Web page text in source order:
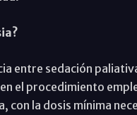
entre sedación
el procedimiento
con la dosis mínima